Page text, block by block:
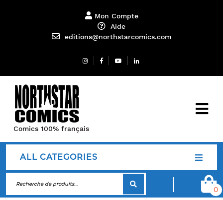
Mon Compte
Aide
editions@northstarcomics.com
Comics 100% français
ALL CATEGORIES
0